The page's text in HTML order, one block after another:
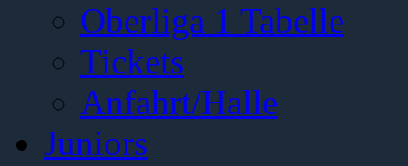
Oberliga 1 Tabelle
Tickets
Anfahrt/Halle
Juniors